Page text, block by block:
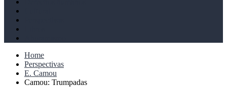
Home
Perspectivas
E. Camou
Camou: Trumpadas